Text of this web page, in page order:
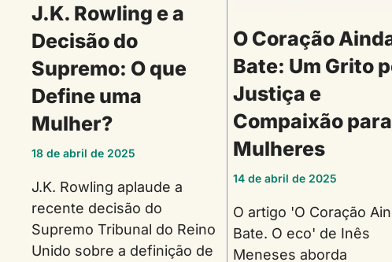
J.K. Rowling e a
Decisão do
Supremo: O que
Define uma
Mulher?
18 de abril de 2025
J.K. Rowling aplaude a
recente decisão do
Supremo Tribunal do Reino
Unido sobre a definição de
O Coração
Bate: Um Grito
Justiça e
Compaixão
Mulheres
14 de abril de 2025
O artigo 'O Coração
Bate. O eco' de Inês
Meneses aborda